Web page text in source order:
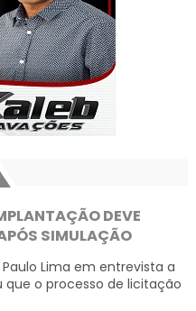
DEVE
SIMULAÇÃO
Lima em entrevista a
o processo de licitação